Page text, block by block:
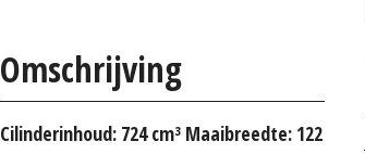
Omschrijving
Cilinderinhoud: 724 cm³ Maaibreedte: 122